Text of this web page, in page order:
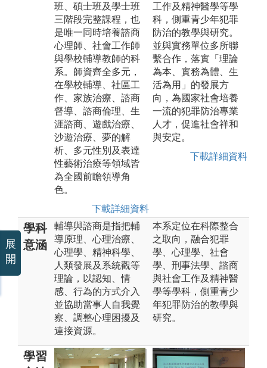
班、碩士班及學士班
三階段完整課程，也
是唯一同時培養諮商
心理師、社會工作師
與學校輔導教師的科
系。師資齊全多元，
在學校輔導、社區工
作、家族治療、諮商
督導、諮商倫理、生
涯諮商、遊戲治療、
沙遊治療、夢的解
析、多元性別及表達
性藝術治療等領域皆
為全國前瞻領導角
色。
下載詳細資料
工作及精神醫學等學
科，側重青少年犯罪
防治的教學與研究。
並與實務單位多所聯
繫合作，落實「理論
為本、實務為體、生
活為用」的發展方
向，為國家社會培養
一流的犯罪防治專業
人才，促進社會祥和
與安定。
下載詳細資料
學科
意涵
輔導與諮商是指把輔
導原理、心理治療、
心理學、精神科學、
人類發展及系統觀等
理論，以認知、情
感、行為的方式介入
並協助當事人自我覺
察、調整心理困擾及
連接資源。
本系定位在科際整合
之取向，融合犯罪
學、心理學、社會
學、刑事法學、諮商
與社會工作及精神醫
學等學科，側重青少
年犯罪防治的教學與
研究。
學習
展
開